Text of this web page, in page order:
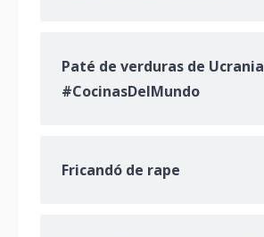
Paté de verduras de Ucrania
#CocinasDelMundo
Fricandó de rape